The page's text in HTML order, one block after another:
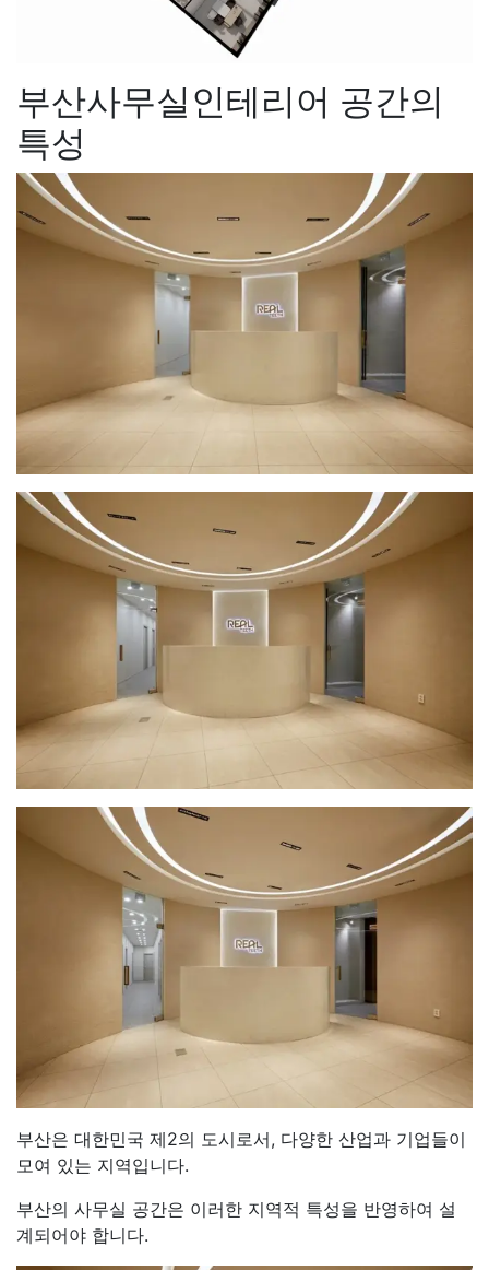
부산사무실인테리어 공간의
특성
부산은 대한민국 제2의 도시로서, 다양한 산업과 기업들이
모여 있는 지역입니다.
부산의 사무실 공간은 이러한 지역적 특성을 반영하여 설
계되어야 합니다.